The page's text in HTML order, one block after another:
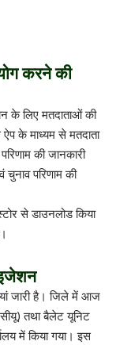
करने की
के लिए मतदाताओं की
ऐप के माध्यम से मतदाता
की जानकारी
चुनाव परिणाम की
से डाउनलोड किया
जारी है। जिले में आज
तथा बैलेट यूनिट
में किया गया। इस